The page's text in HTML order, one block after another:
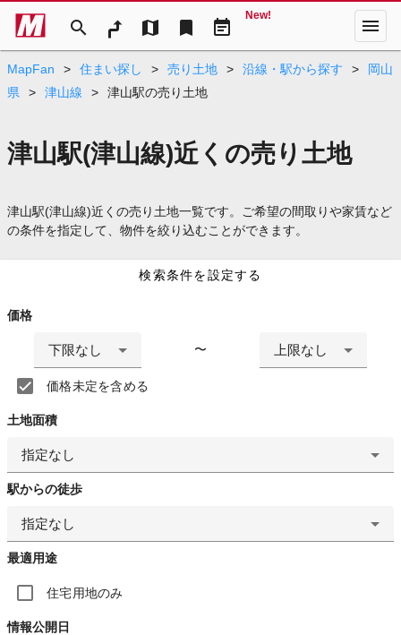
search map bookmark event_note
New! menu
MapFan > 住まい探し > 売り土地 > 沿線・駅から探す >
岡山
県
> 津山線 > 津山駅の売り土地
津山駅(津山線)近くの売り土地
津山駅(津山線)近くの売り土地一覧です。ご希望の間取りや家賃など
の条件を指定して、物件を絞り込むことができます。
検索条件を設定する
価格
下限なし 〜 上限なし
価格未定を含める
土地面積
指定なし
駅からの徒歩
指定なし
最適用途
住宅用地のみ
情報公開日